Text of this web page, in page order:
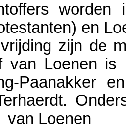
worden
en
zijn de
van Loenen
Paanakker
van Loenen